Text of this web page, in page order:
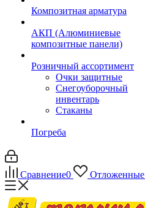
Композитная арматура
АКП (Алюминиевые
композитные панели)
Розничный ассортимент
Очки защитные
Снегоуборочный
инвентарь
Стаканы
Погреба
Сравнение0 Отложенные